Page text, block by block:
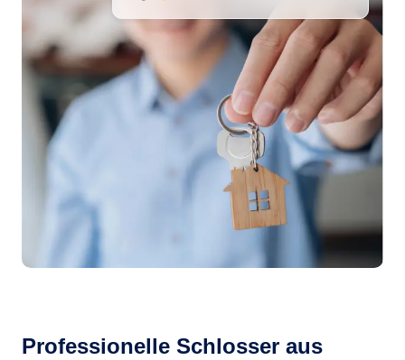
Professionelle Schlosser aus